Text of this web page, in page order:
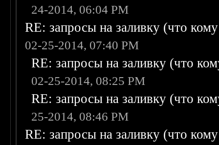
24-2014, 06:04 PM
RE: запросы на заливку (что
02-25-2014, 07:40 PM
RE: запросы на заливку (что
02-25-2014, 08:25 PM
RE: запросы на заливку (что
25-2014, 08:46 PM
RE: запросы на заливку (что